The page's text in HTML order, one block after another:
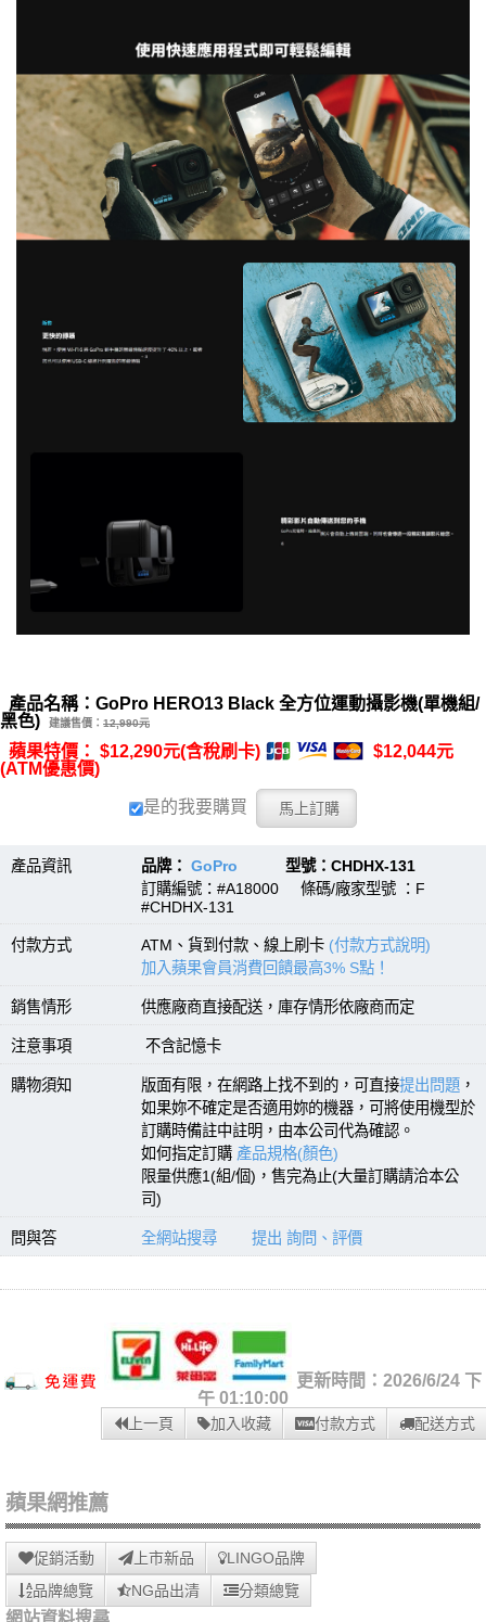
產品名稱：GoPro HERO13 Black 全方位運動攝影機(單機組/
黑色)
建議售價： 12,990元
蘋果特價： $12,290元(含稅刷卡)
$12,044元
(ATM優惠價)
是的我要購買
產品資訊 品牌： GoPro 型號：CHDHX-131
訂購編號：#A18000 條碼/廠家型號 ：F
#CHDHX-131
付款方式 ATM、貨到付款、線上刷卡 (付款方式說明)
加入蘋果會員消費回饋最高3% S點！
銷售情形 供應廠商直接配送，庫存情形依廠商而定
注意事項 不含記憶卡
購物須知 版面有限，在網路上找不到的，可直接提出問題 ，
如果妳不確定是否適用妳的機器，可將使用機型於
訂購時備註中註明，由本公司代為確認。
如何指定訂購 產品規格(顏色)
限量供應1(組/個)，售完為止(大量訂購請洽本公
司)
問與答 全網站搜尋 提出 詢問、評價
更新時間：2026/6/24 下
午 01:10:00
上一頁 加入收藏 付款方式 配送方式
蘋果網推薦
促銷活動 上市新品
LINGO品牌
品牌總覽
NG品出清 分類總覽
網站資料搜尋